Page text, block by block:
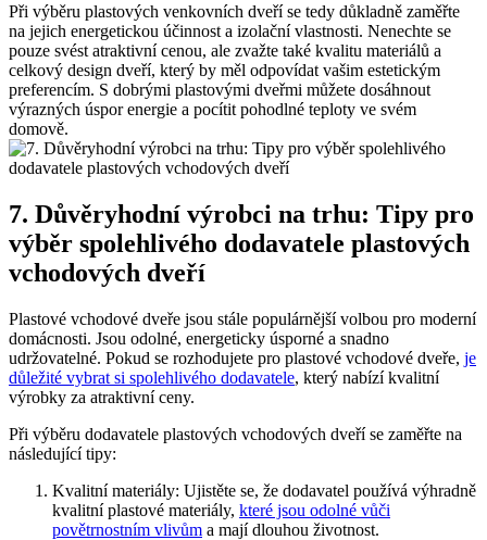
Při výběru plastových venkovních dveří se tedy důkladně zaměřte
na jejich energetickou účinnost a izolační vlastnosti. Nenechte se
pouze svést atraktivní cenou, ale zvažte také kvalitu materiálů a
celkový design dveří, který by měl odpovídat vašim estetickým
preferencím. S dobrými plastovými dveřmi můžete dosáhnout
výrazných úspor energie a pocítit pohodlné teploty ve svém
domově.
7. Důvěryhodní výrobci na trhu: Tipy pro
výběr spolehlivého dodavatele plastových
vchodových dveří
Plastové vchodové dveře jsou stále populárnější volbou pro moderní
domácnosti. Jsou odolné, energeticky úsporné a snadno
udržovatelné. Pokud se rozhodujete pro plastové vchodové dveře, je
důležité vybrat si spolehlivého dodavatele, který nabízí kvalitní
výrobky za atraktivní ceny.
Při výběru dodavatele plastových vchodových dveří se zaměřte na
následující tipy:
Kvalitní materiály: Ujistěte se, že dodavatel používá výhradně
kvalitní plastové materiály, které jsou odolné vůči
povětrnostním vlivům a mají dlouhou životnost.